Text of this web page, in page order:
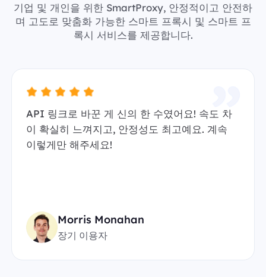
기업 및 개인을 위한 SmartProxy, 안정적이고 안전하
며 고도로 맞춤화 가능한 스마트 프록시 및 스마트 프
록시 서비스를 제공합니다.
API 링크로 바꾼 게 신의 한 수였어요! 속도 차
이 확실히 느껴지고, 안정성도 최고예요. 계속
이렇게만 해주세요!
Morris Monahan
장기 이용자